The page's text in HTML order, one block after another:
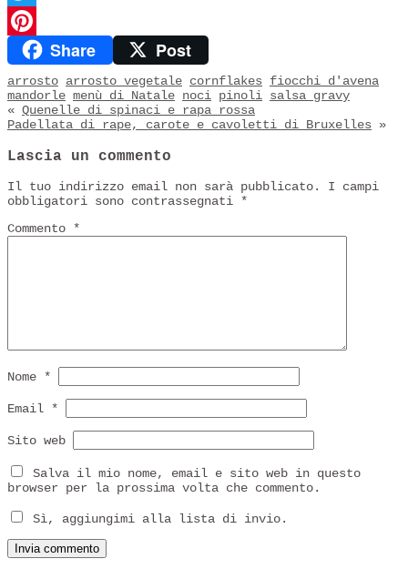
Twitter
PinterestShare Post
arrosto arrosto vegetale cornflakes fiocchi d'avena
mandorle menù di Natale noci pinoli salsa gravy
« Quenelle di spinaci e rapa rossa
Padellata di rape, carote e cavoletti di Bruxelles »
Lascia un commento
Il tuo indirizzo email non sarà pubblicato.
I campi
obbligatori sono contrassegnati *
Commento *
Nome *
Email *
Sito web
Salva il mio nome, email e sito web in questo
browser per la prossima volta che commento.
Sì, aggiungimi alla lista di invio.